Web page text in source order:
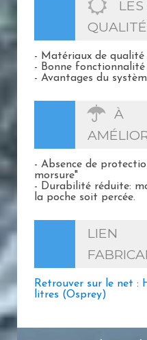
LES
- Matériaux de
- Bonne fonctionnalité
- Avantages du
À
- Absence de
morsure"
- Durabilité réduite:
la poche soit percée.
LIEN
Retrouver sur le net :
litres (Osprey)